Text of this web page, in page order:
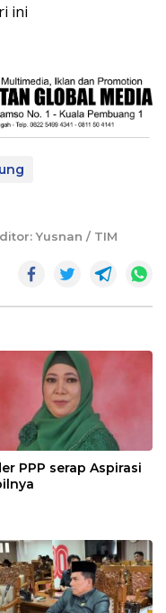
ini
Yusnan / TIM
PPP serap Aspirasi